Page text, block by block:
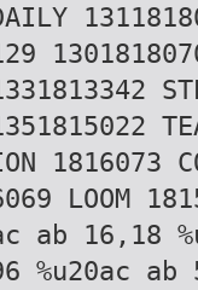
1816073
LOOM
ab 16,18
%u20ac ab